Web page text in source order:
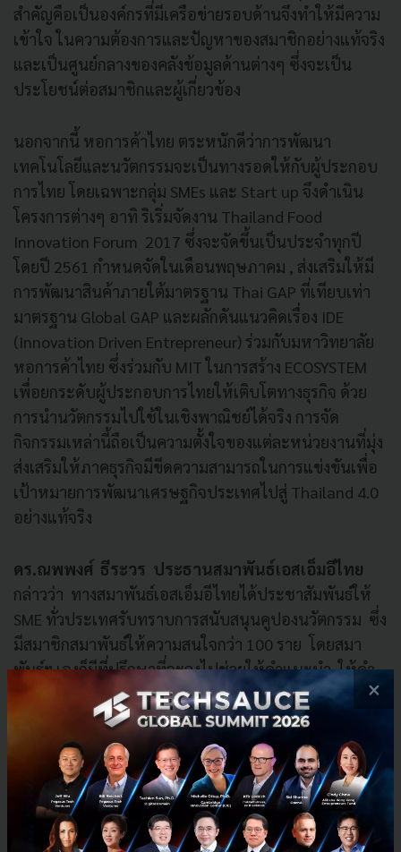
สำคัญคือเป็นองค์กรที่มีเครือข่ายรอบด้านจึงทำให้มีความ
เข้าใจ ในความต้องการและปัญหาของสมาชิกอย่างแท้จริง
และเป็นศูนย์กลางของคลังข้อมูลด้านต่างๆ ซึ่งจะเป็น
ประโยชน์ต่อสมาชิกและผู้เกี่ยวข้อง
นอกจากนี้ หอการค้าไทย ตระหนักดีว่าการพัฒนา
เทคโนโลยีและนวัตกรรมจะเป็นทางรอดให้กับผู้ประกอบ
การไทย โดยเฉพาะกลุ่ม SMEs และ Start up จึงดำเนิน
โครงการต่างๆ อาทิ ริเริ่มจัดงาน Thailand Food
Innovation Forum 2017 ซึ่งจะจัดขึ้นเป็นประจำทุกปี
โดยปี 2561 กำหนดจัดในเดือนพฤษภาคม , ส่งเสริมให้มี
การพัฒนาสินค้าภายใต้มาตรฐาน Thai GAP ที่เทียบเท่า
มาตรฐาน Global GAP และผลักดันแนวคิดเรื่อง IDE
(Innovation Driven Entrepreneur) ร่วมกับมหาวิทยาลัย
หอการค้าไทย ซึ่งร่วมกับ MIT ในการสร้าง ECOSYSTEM
เพื่อยกระดับผู้ประกอบการไทยให้เติบโตทางธุรกิจ ด้วย
การนำนวัตกรรมไปใช้ในเชิงพาณิชย์ได้จริง การจัด
กิจกรรมเหล่านี้ถือเป็นความตั้งใจของแต่ละหน่วยงานที่มุ่ง
ส่งเสริมให้ภาคธุรกิจมีขีดความสามารถในการแข่งขันเพื่อ
เป้าหมายการพัฒนาเศรษฐกิจประเทศไปสู่ Thailand 4.0
อย่างแท้จริง
ดร.ณพพงศ์ ธีระวร ประธานสมาพันธ์เอสเอ็มอีไทย
กล่าวว่า ทางสมาพันธ์เอสเอ็มอีไทยได้ประชาสัมพันธ์ให้
SME ทั่วประเทศรับทราบการสนับสนุนคูปองนวัตกรรม ซึ่ง
มีสมาชิกสมาพันธ์ให้ความสนใจกว่า 100 ราย โดยสมา
พันธ์ฯ เองก็มีที่ปรึกษาที่จะลงไปช่วยให้คำแนะนำ ให้คำ
ปรึกษาในการเขียนโครงการ และเป็นพี่เลี้ยงให้กับ SMEs
ที่สมัครเข้ามา เรามีที่ปรึกษาที่มีความเชี่ยวชาญในหลาย
ด้าน ทั้งด้านการการผลิต การบริหารจัดการ ด้าน
เทคโนโลยี และการบรรจุภัณฑ์ เป็นต้น ซึ่งคาดว่า สมาชิก
สมาพันธ์ SME ไทยจะได้รับการสนับสนุนในการพัฒนา
ต่อยอดธุรกิจเป็นอย่างดี โดยใช้นวัตกรรมช่วยให้สินค้า
หรือผลิตภัณฑ์ SME ให้มีจุดเด่น ที่แตกต่าง สมาพันธ์เอสเอ็
×